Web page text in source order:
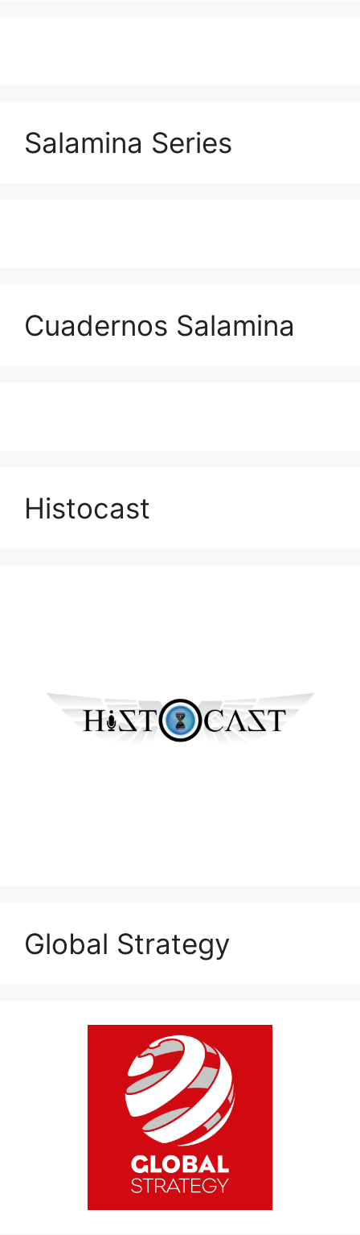
Salamina Series
Cuadernos Salamina
Histocast
Global Strategy